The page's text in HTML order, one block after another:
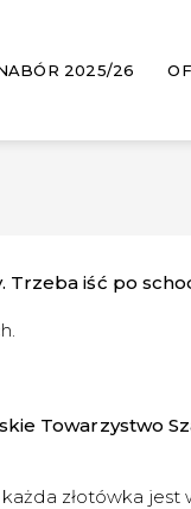
2025/26
Trzeba iść po
Towarzystwo
złotówka jest